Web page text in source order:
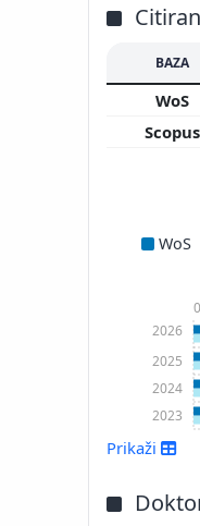
BAZA
WoS
Scopus
WoS
2023
2024
2025
2026
0
Prikaži